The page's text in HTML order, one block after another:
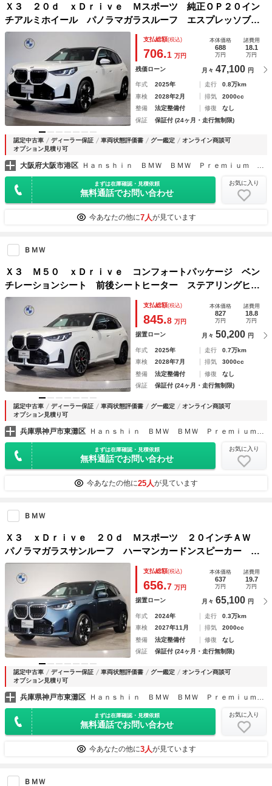
Ｘ３ ２０ｄ ｘＤｒｉｖｅ Ｍスポーツ 純正ＯＰ２０イン
チアルミホイール パノラマガラスルーフ エスプレッソブラ
ウンレザーシート 前後シートヒーター ベンチレーションシ
ート ｈａｒｍａｎ／ｋａｒｄｏｎスピーカー 純正地デジＴ
Ｖ 電動トランク
支払総額(税込)
706.1 万円
本体価格
688
万円
諸費用
18.1
万円
残価ローン 月々 47,100 円
年式 2025年 走行
0.8万km
車検
2028年2月 排気
2000cc
整備
法定整備付 修復
なし
保証
保証付 (24ヶ月・走行無制限)
認定中古車 ディーラー保証 車両状態評価書 グー鑑定
オンライン商談可
オプション見積り可
大阪府大阪市港区 Ｈａｎｓｈｉｎ ＢＭＷ ＢＭＷ Ｐｒｅｍｉｕｍ Ｓｅｌｅｃｔｉｏｎ Ｏｓａｋａ Ｂａｙ
まずは在庫確認・見積依頼
無料通話でお問い合わせ
お気に入り
今あなたの他に7人が見ています
ＢＭＷ
Ｘ３ Ｍ５０ ｘＤｒｉｖｅ コンフォートパッケージ ベン
チレーションシート 前後シートヒーター ステアリングヒー
ター パノラマガラスルーフ ハーマンカードンサウンドシス
テム トップビューカメラ
支払総額(税込)
845.8 万円
本体価格
827
万円
諸費用
18.8
万円
据置ローン 月々 50,200 円
年式 2025年 走行
0.7万km
車検
2028年7月 排気
3000cc
整備
法定整備付 修復
なし
保証
保証付 (24ヶ月・走行無制限)
認定中古車 ディーラー保証 車両状態評価書 グー鑑定
オンライン商談可
オプション見積り可
兵庫県神戸市東灘区 Ｈａｎｓｈｉｎ ＢＭＷ ＢＭＷ ＰｒｅｍｉｕｍＳｅｌｅｃｔｉｏｎ 六甲アイランド
まずは在庫確認・見積依頼
無料通話でお問い合わせ
お気に入り
今あなたの他に25人が見ています
ＢＭＷ
Ｘ３ ｘＤｒｉｖｅ ２０ｄ Ｍスポーツ ２０インチＡＷ
パノラマガラスサンルーフ ハーマンカードンスピーカー ア
ンビエントライト アクティブクルーズコントロール 衝突軽
減ブレーキ 全周囲カメラ バックカメラ 純正ナビ
支払総額(税込)
656.7 万円
本体価格
637
万円
諸費用
19.7
万円
据置ローン 月々 65,100 円
年式 2024年 走行
0.3万km
車検
2027年11月 排気
2000cc
整備
法定整備付 修復
なし
保証
保証付 (24ヶ月・走行無制限)
認定中古車 ディーラー保証 車両状態評価書 グー鑑定
オンライン商談可
オプション見積り可
兵庫県神戸市東灘区 Ｈａｎｓｈｉｎ ＢＭＷ ＢＭＷ ＰｒｅｍｉｕｍＳｅｌｅｃｔｉｏｎ 六甲アイランド
まずは在庫確認・見積依頼
無料通話でお問い合わせ
お気に入り
今あなたの他に3人が見ています
ＢＭＷ